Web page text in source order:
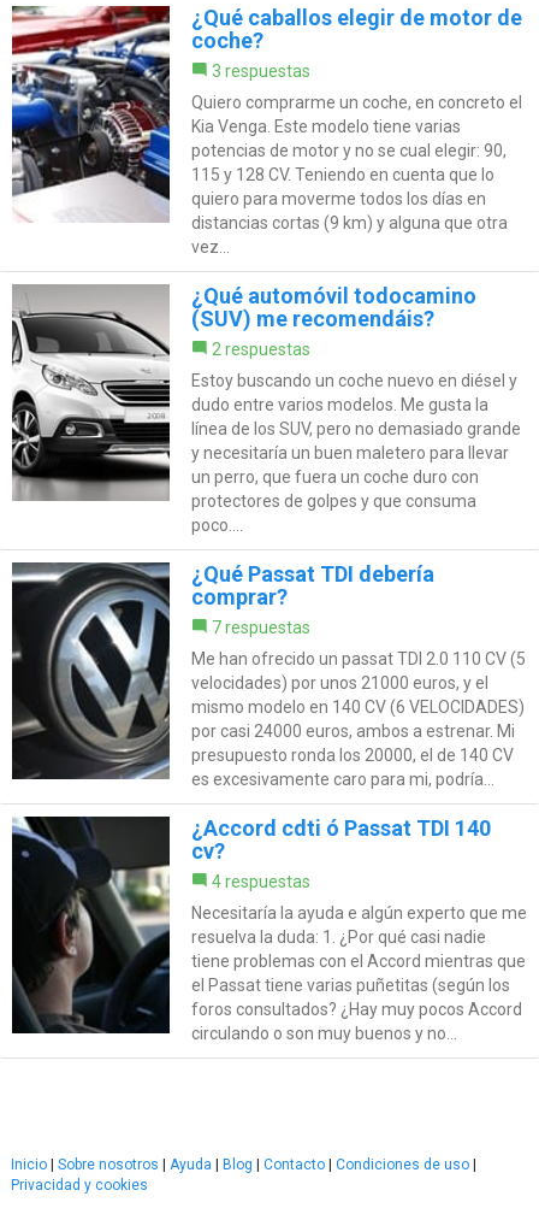
¿Qué caballos elegir de motor de
coche?
3 respuestas
Quiero comprarme un coche, en concreto el
Kia Venga. Este modelo tiene varias
potencias de motor y no se cual elegir: 90,
115 y 128 CV. Teniendo en cuenta que lo
quiero para moverme todos los días en
distancias cortas (9 km) y alguna que otra
vez...
¿Qué automóvil todocamino
(SUV) me recomendáis?
2 respuestas
Estoy buscando un coche nuevo en diésel y
dudo entre varios modelos. Me gusta la
línea de los SUV, pero no demasiado grande
y necesitaría un buen maletero para llevar
un perro, que fuera un coche duro con
protectores de golpes y que consuma
poco....
¿Qué Passat TDI debería
comprar?
7 respuestas
Me han ofrecido un passat TDI 2.0 110 CV (5
velocidades) por unos 21000 euros, y el
mismo modelo en 140 CV (6 VELOCIDADES)
por casi 24000 euros, ambos a estrenar. Mi
presupuesto ronda los 20000, el de 140 CV
es excesivamente caro para mi, podría...
¿Accord cdti ó Passat TDI 140
cv?
4 respuestas
Necesitaría la ayuda e algún experto que me
resuelva la duda: 1. ¿Por qué casi nadie
tiene problemas con el Accord mientras que
el Passat tiene varias puñetitas (según los
foros consultados? ¿Hay muy pocos Accord
circulando o son muy buenos y no...
Inicio Sobre nosotros Ayuda Blog Contacto Condiciones de uso
Privacidad y cookies